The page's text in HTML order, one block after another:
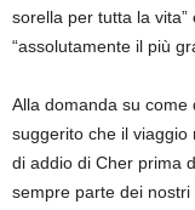
sorella per tutta la
“assolutamente il più
Alla domanda su
suggerito che il
di addio di Cher prima
sempre parte dei